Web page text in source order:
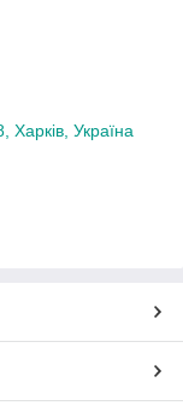
Харків, Україна